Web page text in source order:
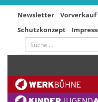
Newsletter Vorverkauf
Schutzkonzept